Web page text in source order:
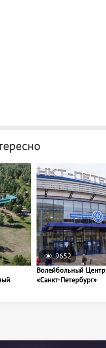
9652
Волейбольный Центр
«Санкт-Петербург»